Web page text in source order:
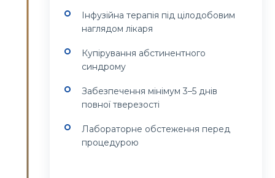
Інфузійна терапія під цілодобовим
наглядом лікаря
Купірування абстинентного
синдрому
Забезпечення мінімум 3–5 днів
повної тверезості
Лабораторне обстеження перед
процедурою